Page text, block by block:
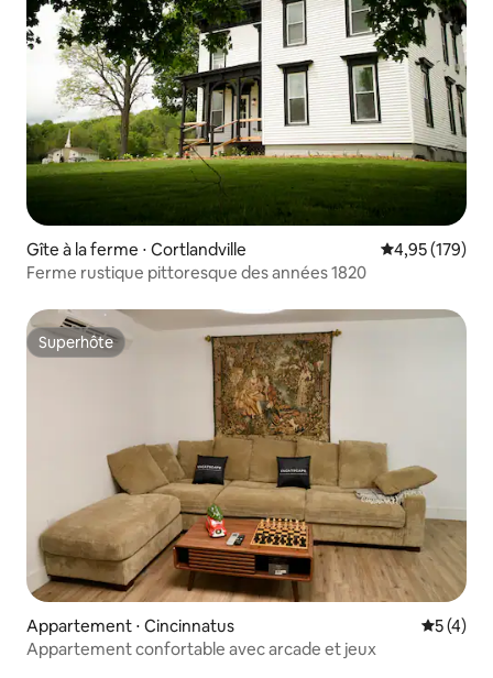
Gîte à la ferme ⋅ Cortlandville Évaluation
4,95 (179)
Ferme rustique pittoresque des années 1820
Superhôte
Superhôte
Appartement ⋅ Cincinnatus
5 (4)
Appartement confortable avec arcade et jeux